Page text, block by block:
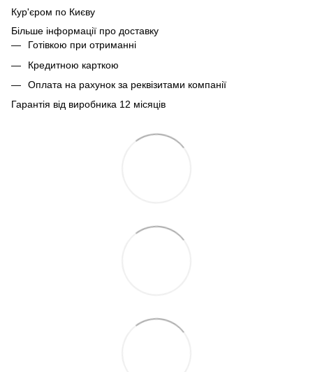
Кур'єром по Києву
Більше інформації про доставку
Готівкою при отриманні
Кредитною карткою
Оплата на рахунок за реквізитами компанії
Гарантія від виробника 12 місяців